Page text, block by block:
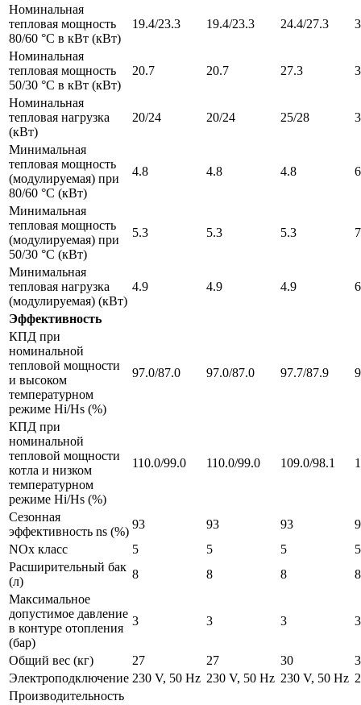
Номинальная
тепловая мощность
80/60 °С в кВт (кВт)
19.4/23.3 19.4/23.3 24.4/27.3
Номинальная
тепловая мощность
50/30 °С в кВт (кВт)
20.7 20.7 27.3
Номинальная
тепловая нагрузка
(кВт)
20/24 20/24 25/28
Минимальная
тепловая мощность
(модулируемая) при
80/60 °C (кВт)
4.8 4.8 4.8
Минимальная
тепловая мощность
(модулируемая) при
50/30 °C (кВт)
5.3 5.3 5.3
Минимальная
тепловая нагрузка
(модулируемая) (кВт)
4.9 4.9 4.9
Эффективность
КПД при
номинальной
тепловой мощности
и высоком
температурном
режиме Hi/Hs (%)
97.0/87.0 97.0/87.0 97.7/87.9
КПД при
номинальной
тепловой мощности
котла и низком
температурном
режиме Hi/Hs (%)
110.0/99.0 110.0/99.0 109.0/98.1
Сезонная
эффективность ns (%)
93 93 93
NOx класс
5 5 5
5
Расширительный бак
(л)
8 8 8
8
Максимальное
допустимое давление
в контуре отопления
(бар)
3 3 3 3
Общий вес (кг) 27 27 30
Электроподключение 230 V, 50 Hz 230 V, 50 Hz 230 V, 50 Hz
Производительность